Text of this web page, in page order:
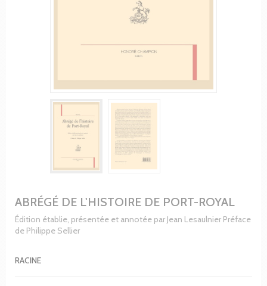
ABRÉGÉ DE L'HISTOIRE DE PORT-ROYAL
Édition établie, présentée et annotée par Jean Lesaulnier Préface
de Philippe Sellier
RACINE